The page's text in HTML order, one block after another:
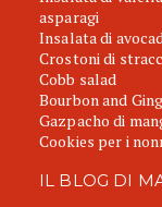
asparagi
Insalata di
Crostoni di
Cobb salad
Bourbon and
Gazpacho di
Cookies per i
IL BLOG DI